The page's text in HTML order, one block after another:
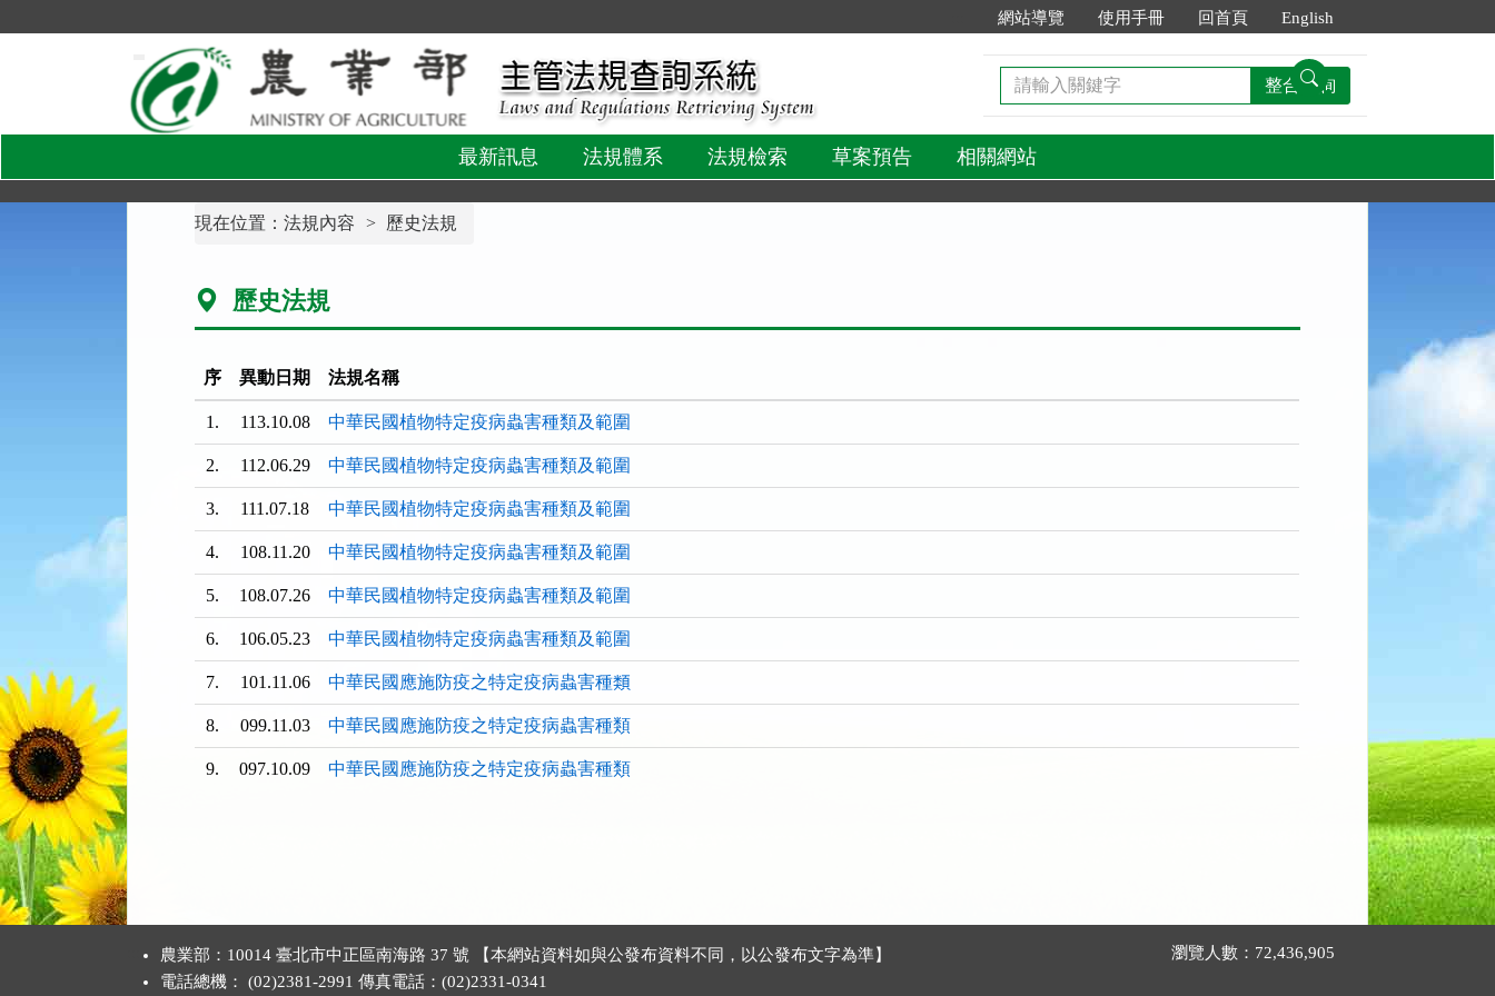
到
區
網站導覽 使用手冊 回首頁 English
請
輸
關
鍵
字
整合查詢
最新訊息 法規體系 法規檢索 草案預告 相關網站
現在位置：法規內容 歷史法規
歷史法規
序 異動日期 法規名稱
1. 113.10.08 中華民國植物特定疫病蟲害種類及範圍
2. 112.06.29 中華民國植物特定疫病蟲害種類及範圍
3. 111.07.18 中華民國植物特定疫病蟲害種類及範圍
4. 108.11.20 中華民國植物特定疫病蟲害種類及範圍
5. 108.07.26 中華民國植物特定疫病蟲害種類及範圍
6. 106.05.23 中華民國植物特定疫病蟲害種類及範圍
7. 101.11.06 中華民國應施防疫之特定疫病蟲害種類
8. 099.11.03 中華民國應施防疫之特定疫病蟲害種類
9. 097.10.09 中華民國應施防疫之特定疫病蟲害種類
農業部：10014 臺北市中正區南海路 37 號 【本網站資料如與公發布資料不同，以公發布文字為準】
電話總機： (02)2381-2991 傳真電話：(02)2331-0341
瀏覽人數：72,436,905